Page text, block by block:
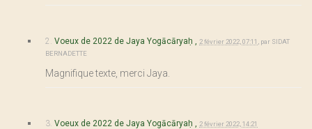
2. Voeux de 2022 de Jaya Yogācāryaḥ , 2 février 2022, 07:11 par SIDAT
BERNADETTE
Magnifique texte, merci Jaya.
3. Voeux de 2022 de Jaya Yogācāryaḥ , 2 février 2022, 14:21